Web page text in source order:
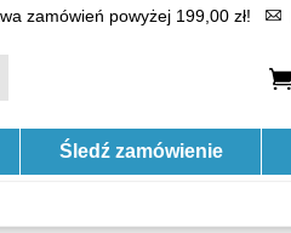
zamówień powyżej 199,00 zł!
Śledź zamówienie